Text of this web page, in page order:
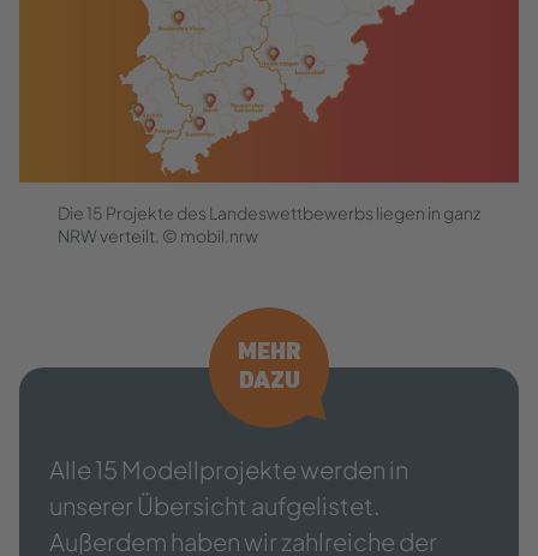
Die 15 Projekte des Landeswettbewerbs liegen in ganz
NRW verteilt. © mobil.nrw
MEHR
DAZU
Alle 15 Modellprojekte werden in
unserer Übersicht aufgelistet.
Außerdem haben wir zahlreiche der